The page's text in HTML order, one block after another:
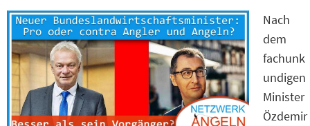
Nach
dem
fachunk
undigen
Minister
Özdemir